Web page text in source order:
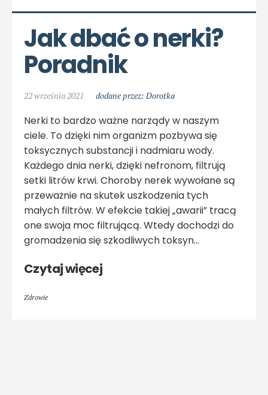
Jak dbać o nerki?
Poradnik
22 września 2021 dodane przez: Dorotka
Nerki to bardzo ważne narządy w naszym
ciele. To dzięki nim organizm pozbywa się
toksycznych substancji i nadmiaru wody.
Każdego dnia nerki, dzięki nefronom, filtrują
setki litrów krwi. Choroby nerek wywołane są
przeważnie na skutek uszkodzenia tych
małych filtrów. W efekcie takiej „awarii” tracą
one swoja moc filtrującą. Wtedy dochodzi do
gromadzenia się szkodliwych toksyn…
Czytaj więcej
Zdrowie